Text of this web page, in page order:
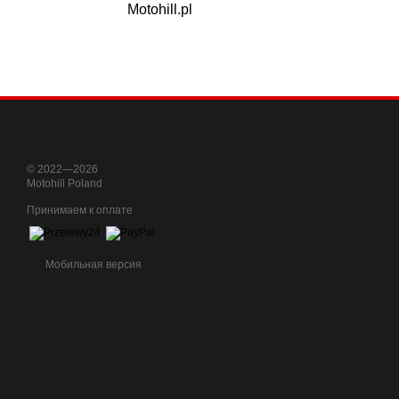
Motohill.pl
© 2022—2026
Motohill Poland
Принимаем к оплате
Мобильная версия